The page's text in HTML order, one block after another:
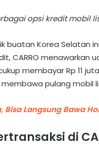
opsi kredit mobil
buatan Korea Selatan
CARRO menawarkan
membayar Rp 11
pulang mobil
Bisa Langsung Bawa
di